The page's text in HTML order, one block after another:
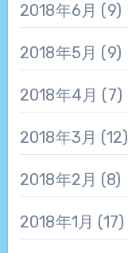
2018年6月 (9)
2018年5月 (9)
2018年4月 (7)
2018年3月 (12)
2018年2月 (8)
2018年1月 (17)